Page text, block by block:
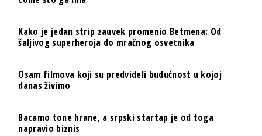
Kako je jedan strip zauvek promenio Betmena: Od
šaljivog superheroja do mračnog osvetnika
Osam filmova koji su predvideli budućnost u kojoj
danas živimo
Bacamo tone hrane, a srpski startap je od toga
napravio biznis